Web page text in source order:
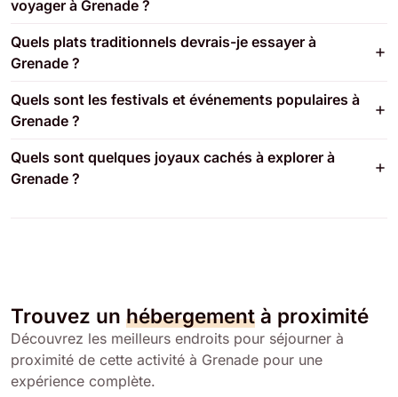
voyager à Grenade ?
Quels plats traditionnels devrais-je essayer à
Grenade ?
Quels sont les festivals et événements populaires à
Grenade ?
Quels sont quelques joyaux cachés à explorer à
Grenade ?
Trouvez un hébergement à proximité
Découvrez les meilleurs endroits pour séjourner à
proximité de cette activité à Grenade pour une
expérience complète.